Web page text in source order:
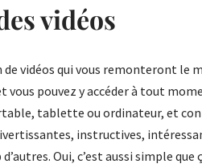
vidéos
vidéos qui vous remonteront le
vous pouvez y accéder à tout
tablette ou ordinateur, et
instructives,
Oui, c’est aussi simple